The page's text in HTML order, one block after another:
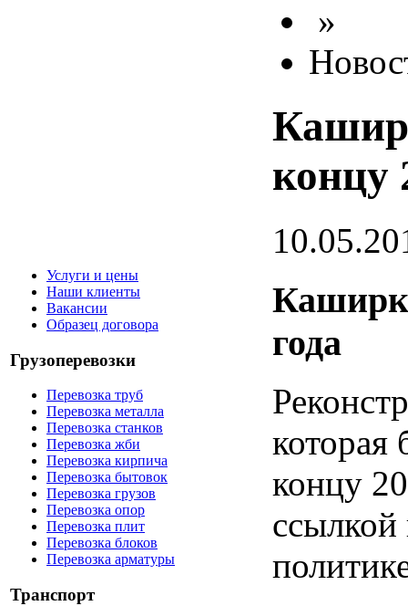
Услуги и цены
Наши клиенты
Вакансии
Образец договора
Грузоперевозки
Перевозка труб
Перевозка металла
Перевозка станков
Перевозка жби
Перевозка кирпича
Перевозка бытовок
Перевозка грузов
Перевозка опор
Перевозка плит
Перевозка блоков
Перевозка арматуры
Транспорт
»
концу
года
которая
концу
ссылкой